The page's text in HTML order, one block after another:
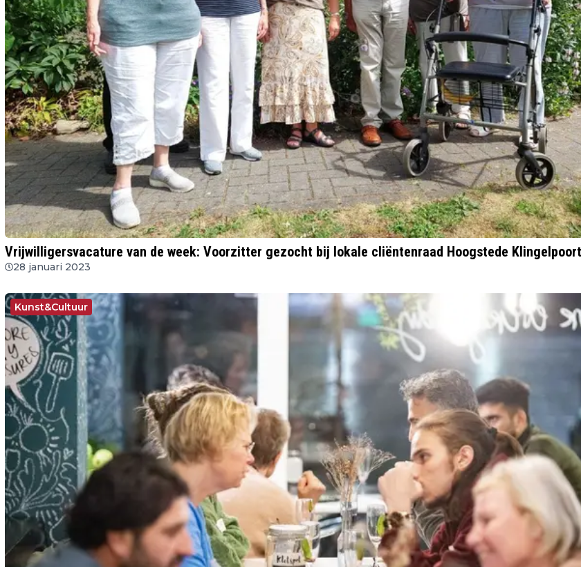
Vrijwilligersvacature van de week: Voorzitter gezocht bij lokale cliëntenraad Hoogstede Klingelpoort
28 januari 2023
Kunst&Cultuur